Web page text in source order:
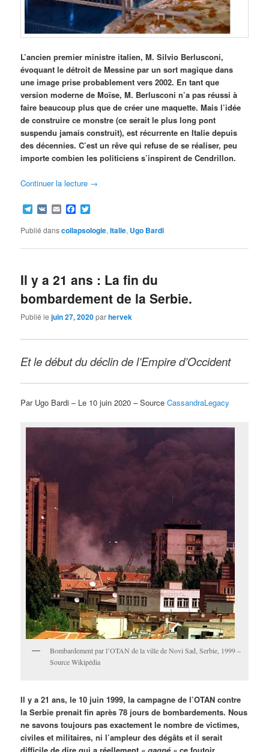
L’ancien premier ministre italien, M. Silvio Berlusconi,
évoquant le détroit de Messine par un sort magique dans
une image prise probablement vers 2002. En tant que
version moderne de Moïse, M. Berlusconi n’a pas réussi à
faire beaucoup plus que de créer une maquette. Mais l’idée
de construire ce monstre (ce serait le plus long pont
suspendu jamais construit), est récurrente en Italie depuis
des décennies. C’est un rêve qui refuse de se réaliser, peu
importe combien les politiciens s’inspirent de Cendrillon.
Continuer la lecture →
Telegram
VK EmailFacebook
Publié danscollapsologie,Italie, Ugo Bardi
Il y a 21 ans : La fin du
bombardement de la Serbie.
Publié lejuin 27, 2020parhervek
Et le début du déclin de l’Empire d’Occident
Par Ugo Bardi – Le 10 juin 2020 – SourceCassandraLegacy
Bombardement par l’OTAN de la ville de Novi Sad, Serbie, 1999 –
Source Wikipédia
Il y a 21 ans, le 10 juin 1999, la campagne de l’OTAN contre
la Serbie prenait fin après 78 jours de bombardements. Nous
ne savons toujours pas exactement le nombre de victimes,
civiles et militaires, ni l’ampleur des dégâts et il serait